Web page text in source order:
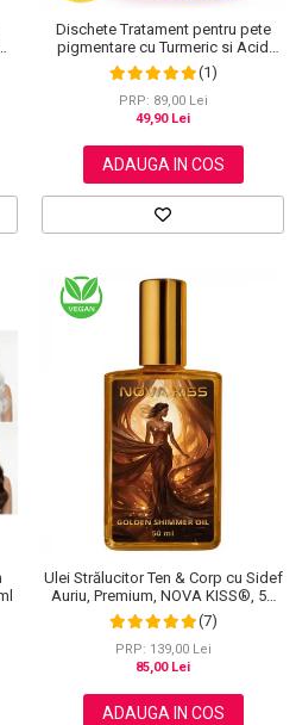
Dischete Tratament pentru pete
pigmentare cu Turmeric si Acid
kojic, Curatare in profunzime,
Aliver, 40 bucati
(1)
PRP: 89,00 Lei
49,90 Lei
ADAUGA IN COS
Ulei Strălucitor Ten & Corp cu Sidef
Auriu, Premium, NOVA KISS®, 50
ml
(7)
PRP: 139,00 Lei
85,00 Lei
ADAUGA IN COS